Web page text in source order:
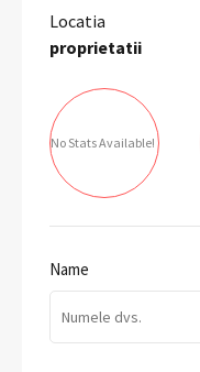
Locatia
proprietatii
No Stats Available!
Name